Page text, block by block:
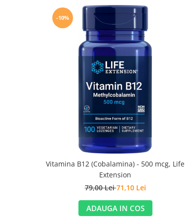
-10%
Vitamina B12 (Cobalamina) - 500 mcg, Life
Extension
79,00 Lei71,10 Lei
ADAUGA IN COS